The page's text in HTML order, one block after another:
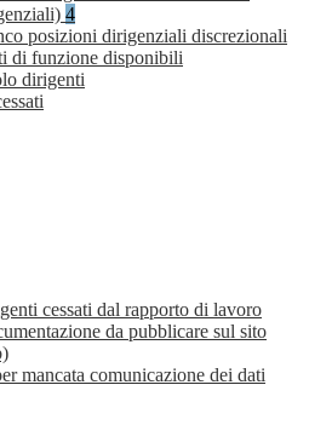
4
posizioni dirigenziali discrezionali
di funzione disponibili
dirigenti
cessati dal rapporto di lavoro
da pubblicare sul sito
mancata comunicazione dei dati